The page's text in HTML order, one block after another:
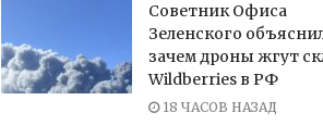
Советник Офиса
Зеленского
зачем дроны жгут
Wildberries в РФ
18 ЧАСОВ НАЗАД